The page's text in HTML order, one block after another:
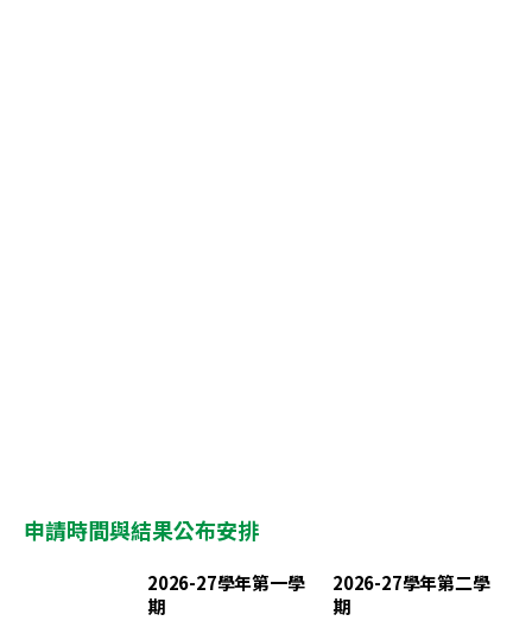
申請時間與結果公布安排
2026-27學年第一學
期
2026-27學年第二學
期